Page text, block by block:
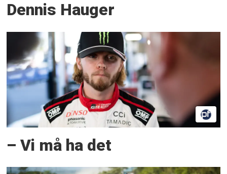
Dennis Hauger
– Vi må ha det